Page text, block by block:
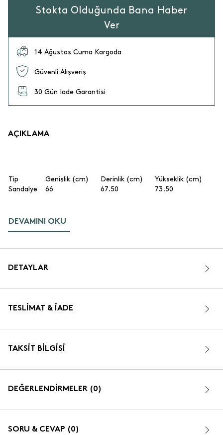
Stokta Olduğunda Bana Haber
Ver
14 Ağustos Cuma Kargoda
Güvenli Alışveriş
30 Gün İade Garantisi
AÇIKLAMA
Tip Genişlik (cm) Derinlik (cm)
Yükseklik (cm)
Sandalye
66 67.50 73.50
DEVAMINI OKU
DETAYLAR
TESLIMAT & İADE
TAKSIT BILGISI
DEĞERLENDİRMELER (0)
SORU & CEVAP (0)